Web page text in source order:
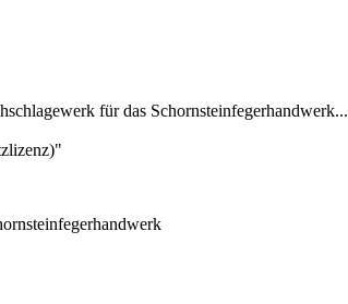
für das Schornsteinfegerhandwerk...